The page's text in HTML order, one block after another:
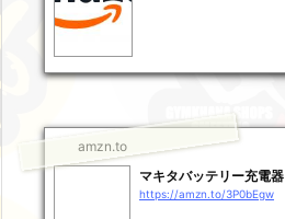
amzn.to
マキタバッテリー充電器
https://amzn.to/3P0bEgw